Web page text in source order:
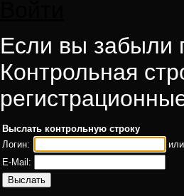
Если вы забыли
Контрольная
Выслать контрольную строку
Логин:
или
E-Mail: